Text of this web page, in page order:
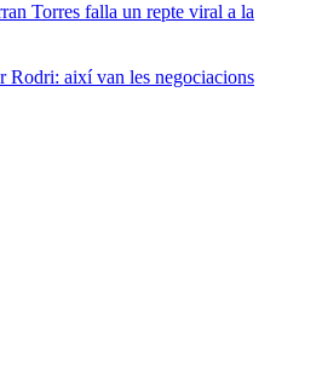
Torres falla un repte viral a la
Rodri: així van les negociacions